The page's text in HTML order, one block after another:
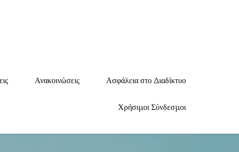
Ανακοινώσεις Ασφάλεια στο Διαδίκτυο
Χρήσιμοι Σύνδεσμοι